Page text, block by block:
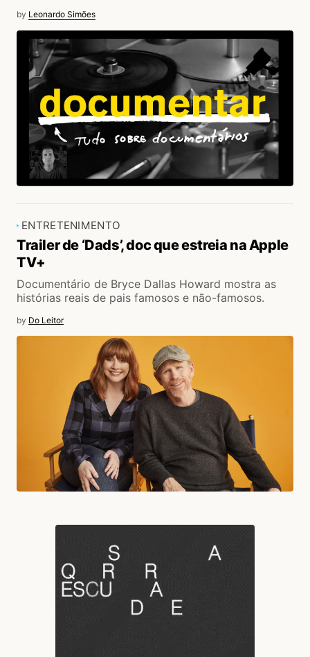
by Leonardo Simões
ENTRETENIMENTO
Trailer de ‘Dads’, doc que estreia na Apple
TV+
Documentário de Bryce Dallas Howard mostra as
histórias reais de pais famosos e não-famosos.
by Do Leitor